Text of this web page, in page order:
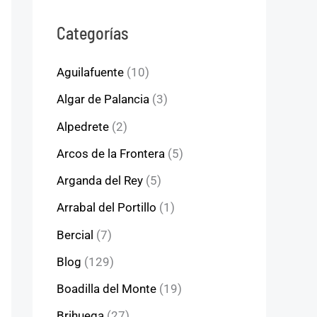
Categorías
Aguilafuente (10)
Algar de Palancia (3)
Alpedrete (2)
Arcos de la Frontera (5)
Arganda del Rey (5)
Arrabal del Portillo (1)
Bercial (7)
Blog (129)
Boadilla del Monte (19)